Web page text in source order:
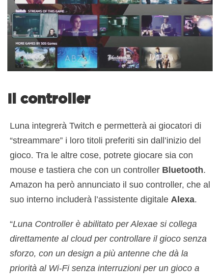
Il controller
Luna integrerà Twitch e permetterà ai giocatori di
“streammare” i loro titoli preferiti sin dall’inizio del
gioco. Tra le altre cose, potrete giocare sia con
mouse e tastiera che con un controller Bluetooth.
Amazon ha però annunciato il suo controller, che al
suo interno includerà l’assistente digitale Alexa.
“Luna Controller è abilitato per Alexae si collega
direttamente al cloud per controllare il gioco senza
sforzo, con un design a più antenne che dà la
priorità al Wi-Fi senza interruzioni per un gioco a